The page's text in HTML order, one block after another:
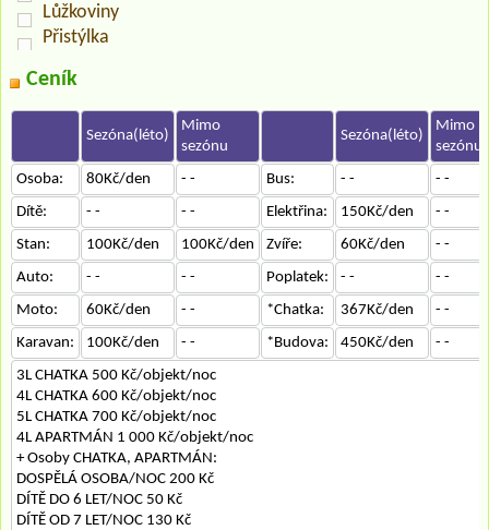
Lůžkoviny
Přistýlka
Ceník
Sezóna(léto)
Mimo
sezónu
Sezóna(léto)
Mimo
sezónu
Osoba:
80Kč/den - - Bus: - -
- -
Dítě:
- - - - Elektřina: 150Kč/den
- -
Stan:
100Kč/den 100Kč/den Zvíře: 60Kč/den
- -
Auto:
- - - - Poplatek: - -
- -
Moto:
60Kč/den - - *Chatka: 367Kč/den
- -
Karavan:
100Kč/den - - *Budova: 450Kč/den
- -
3L CHATKA 500 Kč/objekt/noc
4L CHATKA 600 Kč/objekt/noc
5L CHATKA 700 Kč/objekt/noc
4L APARTMÁN 1 000 Kč/objekt/noc
+ Osoby CHATKA, APARTMÁN:
DOSPĚLÁ OSOBA/NOC 200 Kč
DÍTĚ DO 6 LET/NOC 50 Kč
DÍTĚ OD 7 LET/NOC 130 Kč